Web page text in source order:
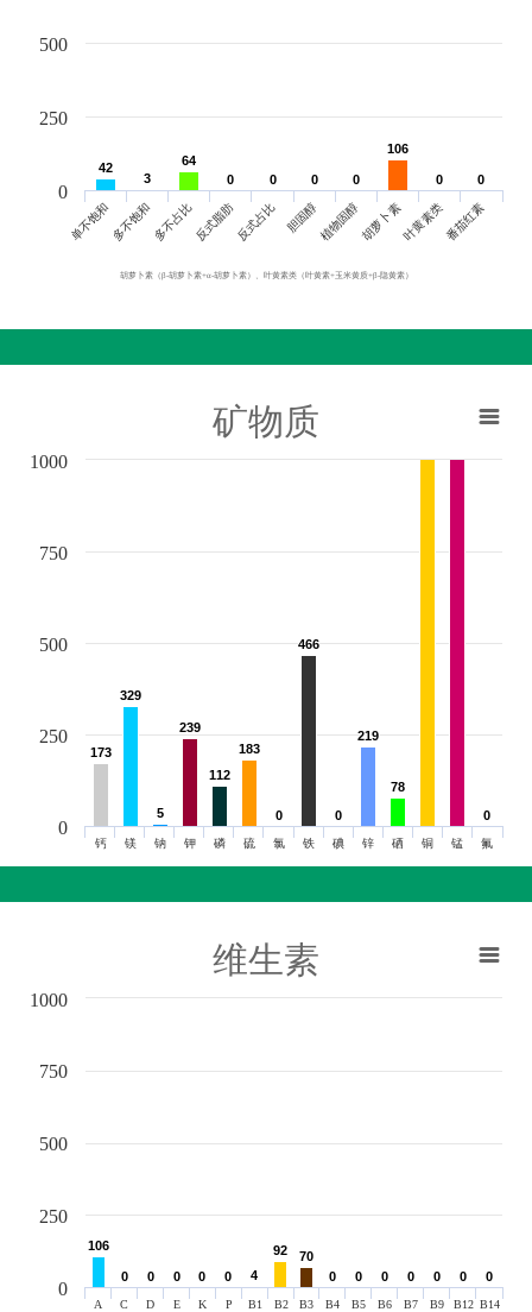
胡萝卜素（β-胡萝卜素+α-胡萝卜素）、叶黄素类（叶黄素+玉米黄质+β-隐黄素）
42
42
3
3
64
64
0
0 0
0 0
0 0
0
106
106
0
0 0
0
单不饱和多不饱和多不占比反式脂肪反式占比 胆固醇植物固醇胡萝卜素叶黄素类番茄红素
0
250
500
矿物质
173
173
329
329
5
5
239
239
112
112
183
183
0
0
466
466
0
0
219
219
78
78
0
0
钙 镁 钠 钾 磷 硫 氯 铁 碘 锌 硒 铜 锰 氟
0
250
500
750
1000
维生素
106
106
0
0 0
0 0
0 0
0 0
0 4
4
92
92 70
70
0
0 0
0 0
0 0
0 0
0 0
0 0
0
A C D E K P B1 B2 B3 B4 B5 B6 B7 B9 B12 B14
0
250
500
750
1000